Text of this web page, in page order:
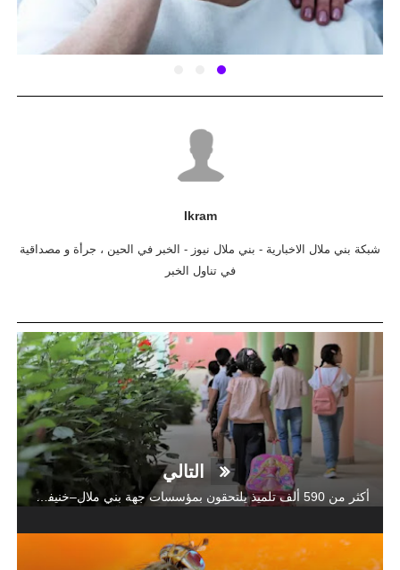
Ikram
شبكة بني ملال الاخبارية - بني ملال نيوز - الخبر في الحين ، جرأة و مصداقية
في تناول الخبر
التالي
أكثر من 590 ألف تلميذ يلتحقون بمؤسسات جهة بني ملال–خنيفرة برسم الموسم الدراسي 2026-2025